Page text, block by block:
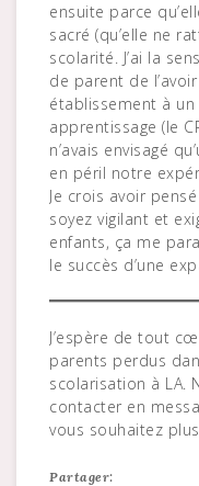
ensuite parce
sacré (qu’elle ne
scolarité. J’ai la
de parent de
établissement à
apprentissage (le
n’avais envisagé
en péril notre
Je crois avoir
soyez vigilant et
enfants, ça me
le succès d’une
J’espère de tout
parents perdus
scolarisation à LA.
contacter en
vous souhaitez
Partager: